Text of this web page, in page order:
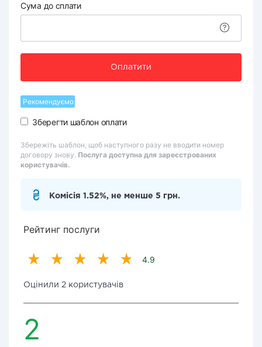
Сума до сплати
Оплатити
Рекомендуємо
Зберегти шаблон оплати
Збережіть шаблон, щоб наступного разу не вводити номер
договору знову. Послуга доступна для зареєстрованих
користувачів.
Комісія 1.52%, не менше 5 грн.
Рейтинг послуги
4.9
Оцінили 2 користувачів
2